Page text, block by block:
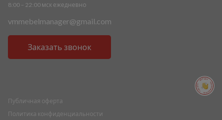
ПОМОЩЬ ПОМОЩЬ ПОМОЩЬ ПОМОЩЬ
8:00 – 22:00 мск ежедневно
vmmebelmanager@gmail.com
Заказать звонок
Публичная оферта
Политика конфиденциальности